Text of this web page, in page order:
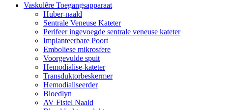
Vaskulêre Toegangsapparaat
Huber-naald
Sentrale Veneuse Kateter
Perifeer ingevoegde sentrale veneuse kateter
Implanteerbare Poort
Emboliese mikrosfere
Voorgevulde spuit
Hemodialise-kateter
Transduktorbeskermer
Hemodialiseerder
Bloedlyn
AV Fistel Naald